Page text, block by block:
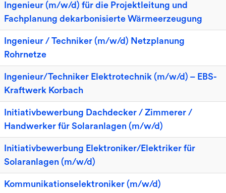
Ingenieur (m/w/d) für die Projektleitung und
Fachplanung dekarbonisierte Wärmeerzeugung
Ingenieur / Techniker (m/w/d) Netzplanung
Rohrnetze
Ingenieur/Techniker Elektrotechnik (m/w/d) – EBS-
Kraftwerk Korbach
Initiativbewerbung Dachdecker / Zimmerer /
Handwerker für Solaranlagen (m/w/d)
Initiativbewerbung Elektroniker/Elektriker für
Solaranlagen (m/w/d)
Kommunikationselektroniker (m/w/d)